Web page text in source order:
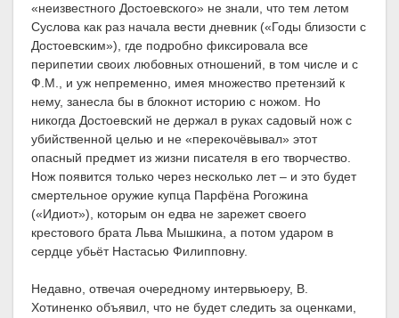
«неизвестного Достоевского» не знали, что тем летом
Суслова как раз начала вести дневник («Годы близости с
Достоевским»), где подробно фиксировала все
перипетии своих любовных отношений, в том числе и с
Ф.М., и уж непременно, имея множество претензий к
нему, занесла бы в блокнот историю с ножом. Но
никогда Достоевский не держал в руках садовый нож с
убийственной целью и не «перекочёвывал» этот
опасный предмет из жизни писателя в его творчество.
Нож появится только через несколько лет – и это будет
смертельное оружие купца Парфёна Рогожина
(«Идиот»), которым он едва не зарежет своего
крестового брата Льва Мышкина, а потом ударом в
сердце убьёт Настасью Филипповну.
Недавно, отвечая очередному интервьюеру, В.
Хотиненко объявил, что не будет следить за оценками,